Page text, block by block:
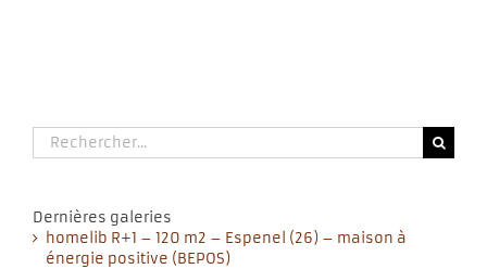
Rechercher:
Dernières galeries
homelib R+1 – 120 m2 – Espenel (26) – maison à
énergie positive (BEPOS)